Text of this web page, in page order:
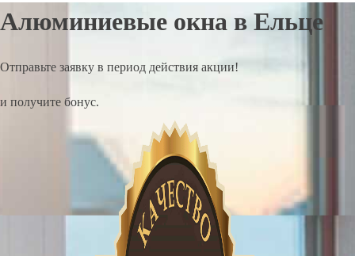
Алюминиевые окна в Ельце
Отправьте заявку в период действия акции!
и получите бонус.